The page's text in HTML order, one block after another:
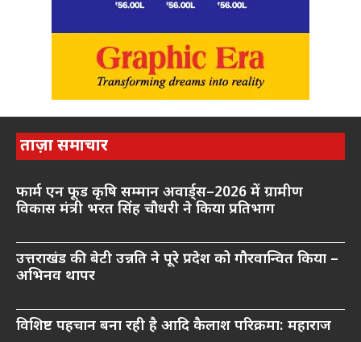
ताज़ा समाचार
फार्म एन फूड कृषि सम्मान अवार्ड्स–2026 में ग्रामीण
विकास मंत्री भरत सिंह चौधरी ने किया प्रतिभाग
उत्तराखंड की बेटी उन्नति ने पूरे प्रदेश को गौरवान्वित किया –
अभिनव थापर
विशिष्ट पहचान बना रही है आदि कैलाश परिक्रमा: महाराज